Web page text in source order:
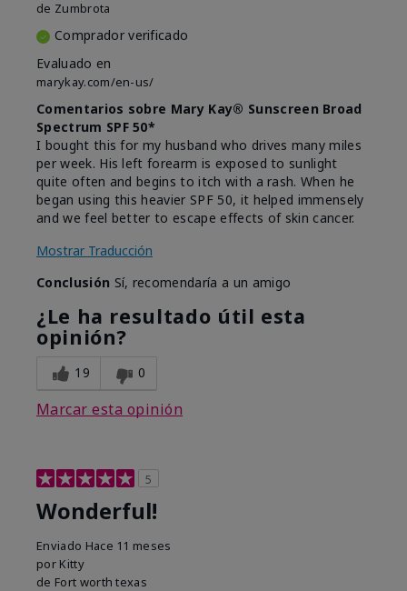
de Zumbrota
Comprador verificado
Evaluado en
marykay.com/en-us/
Comentarios sobre Mary Kay® Sunscreen Broad
Spectrum SPF 50*
I bought this for my husband who drives many miles
per week. His left forearm is exposed to sunlight
quite often and begins to itch with a rash. When he
began using this heavier SPF 50, it helped immensely
and we feel better to escape effects of skin cancer.
Mostrar Traducción
Conclusión Sí, recomendaría a un amigo
¿Le ha resultado útil esta
opinión?
19 0
Marcar esta opinión
5
Wonderful!
Enviado Hace 11 meses
por Kitty
de Fort worth texas